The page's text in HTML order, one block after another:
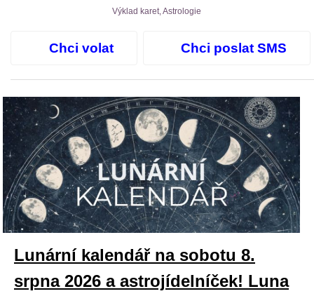
Výklad karet, Astrologie
Chci volat Chci poslat SMS
Lunární kalendář na sobotu 8.
srpna 2026 a astrojídelníček! Luna